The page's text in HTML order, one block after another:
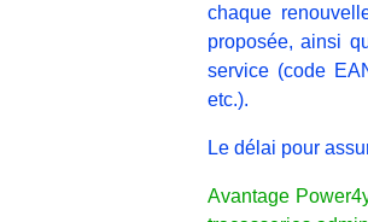
chaque
proposée, ainsi
service (code
etc.).
Le délai pour
Avantage